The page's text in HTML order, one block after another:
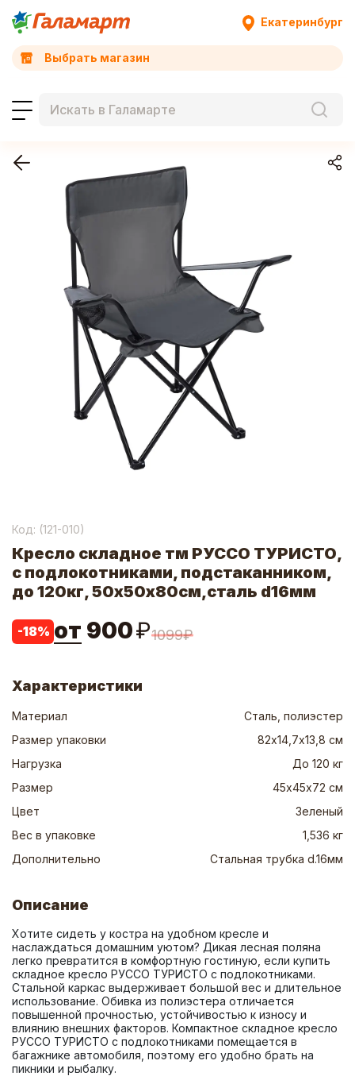
Екатеринбург
Выбрать магазин
Код: (121-010)
Кресло складное тм РУССО ТУРИСТО,
с подлокотниками, подстаканником,
до 120кг, 50х50х80см,сталь d16мм
-18% от 900₽1099₽
Характеристики
Материал
Сталь, полиэстер
Размер упаковки
82х14,7х13,8 см
Нагрузка
До 120 кг
Размер
45х45х72 см
Цвет
Зеленый
Вес в упаковке
1,536 кг
Дополнительно
Стальная трубка d.16мм
Описание
Хотите сидеть у костра на удобном кресле и
наслаждаться домашним уютом? Дикая лесная поляна
легко превратится в комфортную гостиную, если купить
складное кресло РУССО ТУРИСТО с подлокотниками.
Стальной каркас выдерживает большой вес и длительное
использование. Обивка из полиэстера отличается
повышенной прочностью, устойчивостью к износу и
влиянию внешних факторов. Компактное складное кресло
РУССО ТУРИСТО с подлокотниками помещается в
багажнике автомобиля, поэтому его удобно брать на
пикники и рыбалку.